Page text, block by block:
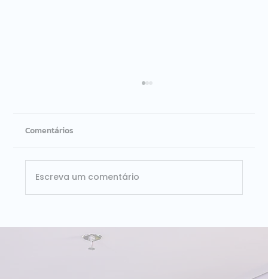
ISG Provider Lens Databricks Brasil 2026:
Dataside é líder nos dois quadrantes
avaliados
Comentários
Escreva um comentário